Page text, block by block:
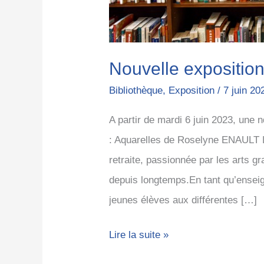
Nouvelle
Bibliothèque, Exposition /7 juin
A partir de mardi 6 juin 2023, une
: Aquarelles de Roselyne
retraite, passionnée par les arts
depuis longtemps.En tant
jeunes élèves aux différentes […]
Lire la suite »